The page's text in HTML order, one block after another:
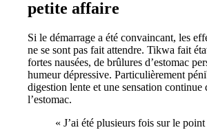
petite affaire
Si le démarrage a été convaincant, les
ne se sont pas fait attendre. Tikwa fait
fortes nausées, de brûlures d’estomac
humeur dépressive. Particulièrement
digestion lente et une sensation continue
l’estomac.
« J’ai été plusieurs fois sur le point